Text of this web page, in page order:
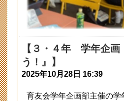
自分で作れ
2014年6月 3日
2014運動会の
【３・４年 学年企画
う！』】
2025年10月28日 16:39
育友会学年企画部主催の